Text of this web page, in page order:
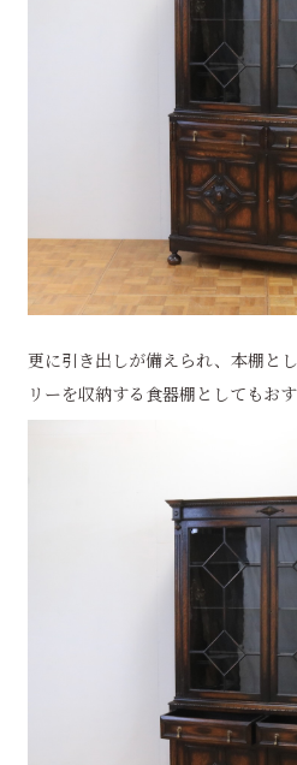
更に引き出しが備えられ、本棚と
リーを収納する食器棚としてもおす